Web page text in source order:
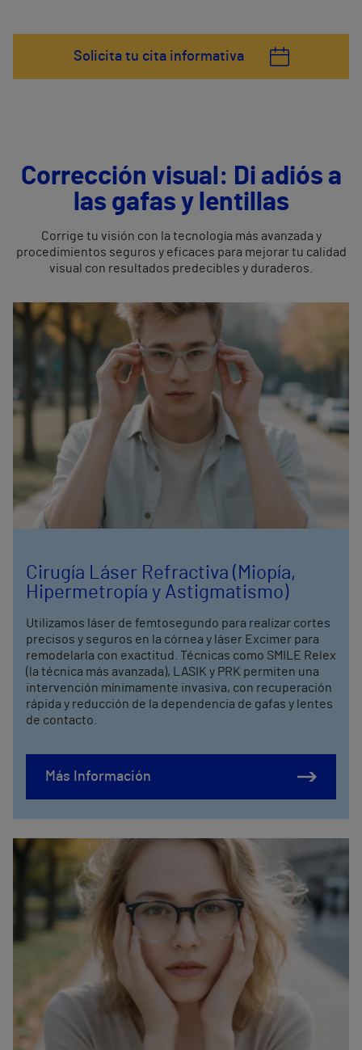
Solicita tu cita informativa
Corrección visual: Di adiós a
las gafas y lentillas
Corrige tu visión con la tecnología más avanzada y
procedimientos seguros y eficaces para mejorar tu calidad
visual con resultados predecibles y duraderos.
Cirugía Láser Refractiva (Miopía,
Hipermetropía y Astigmatismo)
Utilizamos láser de femtosegundo para realizar cortes
precisos y seguros en la córnea y láser Excimer para
remodelarla con exactitud. Técnicas como SMILE Relex
(la técnica más avanzada), LASIK y PRK permiten una
intervención mínimamente invasiva, con recuperación
rápida y reducción de la dependencia de gafas y lentes
de contacto.
Más Información